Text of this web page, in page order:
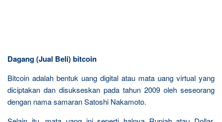
Dagang (Jual Beli) bitcoin
Bitcoin adalah bentuk uang digital atau mata uang virtual yang
diciptakan dan disukseskan pada tahun 2009 oleh seseorang
dengan nama samaran Satoshi Nakamoto.